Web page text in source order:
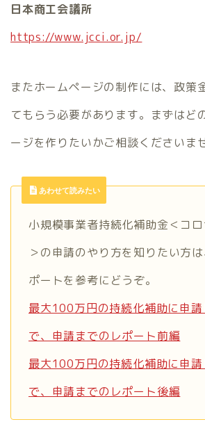
日本商工会議所
https://www.jcci.or.jp/
またホームページの制作には、政策
てもらう必要があります。まずはど
ージを作りたいかご相談くださいませ
あわせて読みたい
小規模事業者持続化補助金＜コ
＞の申請のやり方を知りたい方
ポートを参考にどうぞ。
最大100万円の持続化補助に申
で、申請までのレポート前編
最大100万円の持続化補助に申
で、申請までのレポート後編